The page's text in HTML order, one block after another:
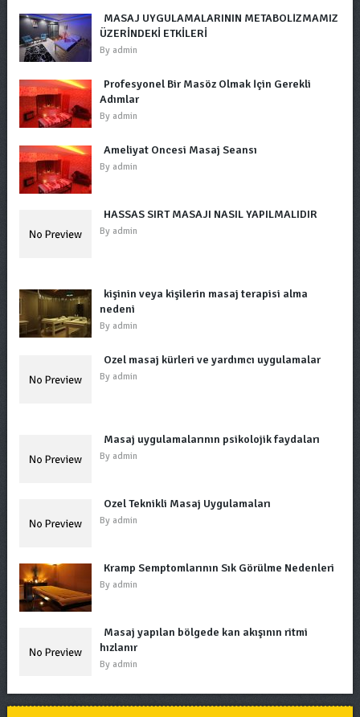
MASAJ UYGULAMALARININ METABOLİZMAMIZ
ÜZERİNDEKİ ETKİLERİ
By admin
Profesyonel Bir Masöz Olmak İçin Gerekli
Adımlar
By admin
Ameliyat Öncesi Masaj Seansı
By admin
HASSAS SIRT MASAJI NASIL YAPILMALIDIR
By admin
kişinin veya kişilerin masaj terapisi alma
nedeni
By admin
Özel masaj kürleri ve yardımcı uygulamalar
By admin
Masaj uygulamalarının psikolojik faydaları
By admin
Özel Teknikli Masaj Uygulamaları
By admin
Kramp Semptomlarının Sık Görülme Nedenleri
By admin
Masaj yapılan bölgede kan akışının ritmi
hızlanır
By admin